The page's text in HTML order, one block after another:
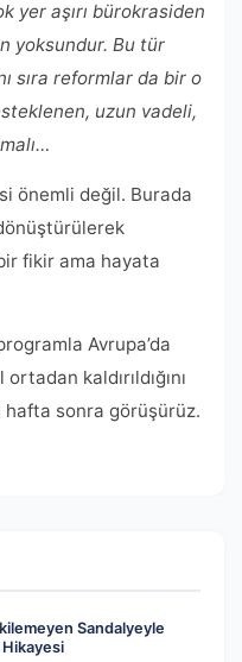
yer aşırı bürokrasiden
yoksundur. Bu tür
sıra reformlar da bir o
uzun vadeli,
önemli değil. Burada
fikir ama hayata
Avrupa’da
kaldırıldığını
hafta sonra görüşürüz.
Sandalyeyle
Hikayesi